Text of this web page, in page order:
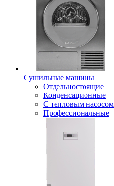
Сушильные машины
Отдельностоящие
Конденсационные
С тепловым насосом
Профессиональные